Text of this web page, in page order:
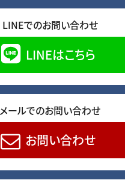
LINEでのお問い合わせ
LINEはこちら
メールでのお問い合わせ
お問い合わせ